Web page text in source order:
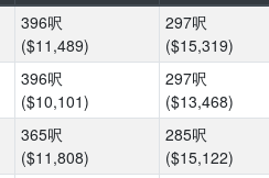
396呎
($11,489)
297呎
($15,319)
396呎
($10,101)
297呎
($13,468)
365呎
($11,808)
285呎
($15,122)